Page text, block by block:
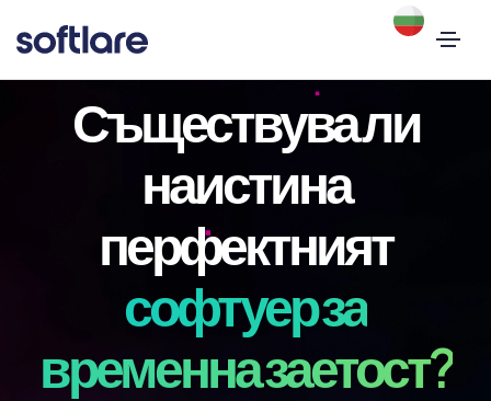
Съществува ли
наистина
перфектният
софтуер за
временна заетост?